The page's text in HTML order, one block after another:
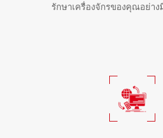
รักษาเครื่องจักรของคุณอย่า